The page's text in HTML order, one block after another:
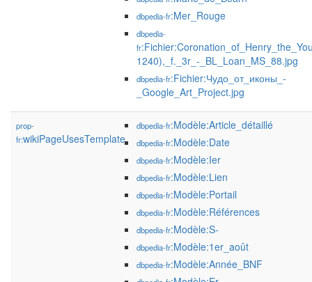
dbpedia-fr:Mer_Rouge
dbpedia-
fr
1240),_f._3r_-_BL_Loan_MS_88.jpg
dbpedia-fr:Fichier:Чудо_от_иконы_-
_Google_Art_Project.jpg
prop-
fr:wikiPageUsesTemplate
dbpedia-fr:Modèle:Article_détaillé
dbpedia-fr:Modèle:Date
dbpedia-fr:Modèle:Ier
dbpedia-fr:Modèle:Lien
dbpedia-fr:Modèle:Portail
dbpedia-fr:Modèle:Références
dbpedia-fr:Modèle:S-
dbpedia-fr:Modèle:1er_août
dbpedia-fr:Modèle:Année_BNF